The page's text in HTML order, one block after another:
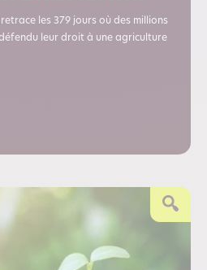
les 379 jours où des millions
leur droit à une agriculture